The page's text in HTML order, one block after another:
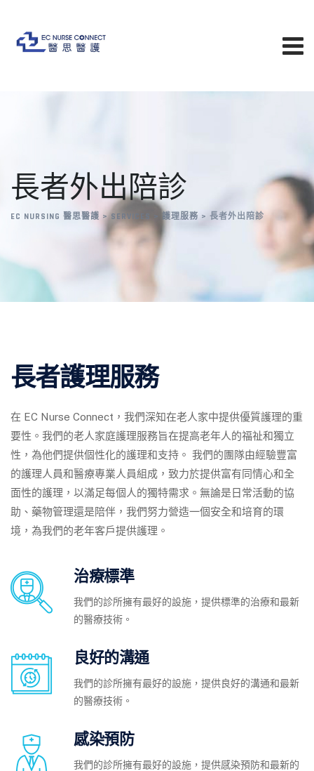
長者外出陪診
EC NURSING 醫思醫護 >SERVICES > 護理服務 > 長者外出陪診
長者護理服務
在 EC Nurse Connect，我們深知在老人家中提供優質護理的重
要性。我們的老人家庭護理服務旨在提高老年人的福祉和獨立
性，為他們提供個性化的護理和支持。 我們的團隊由經驗豐富
的護理人員和醫療專業人員組成，致力於提供富有同情心和全
面性的護理，以滿足每個人的獨特需求。無論是日常活動的協
助、藥物管理還是陪伴，我們努力營造一個安全和培育的環
境，為我們的老年客戶提供護理。
治療標準
我們的診所擁有最好的設施，提供標準的治療和最新
的醫療技術。
良好的溝通
我們的診所擁有最好的設施，提供良好的溝通和最新
的醫療技術。
感染預防
我們的診所擁有最好的設施，提供感染預防和最新的